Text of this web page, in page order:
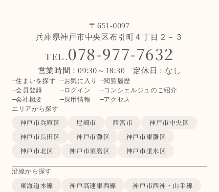
〒651-0097
兵庫県神戸市中央区布引町４丁目２－３
TEL.078-977-7632
営業時間 : 09:30～18:30 定休日 : なし
住まいを探す お気に入り
閲覧履歴
会員登録
ログイン
コンシェルジュのご紹介
会社概要
採用情報
アクセス
エリアから探す
神戸市兵庫区 尼崎市 西宮市
神戸市中央区
神戸市長田区
神戸市灘区
神戸市東灘区
神戸市北区
神戸市須磨区 神戸市垂水区
沿線から探す
東海道本線 神戸高速東西線 神戸市西神・山手線